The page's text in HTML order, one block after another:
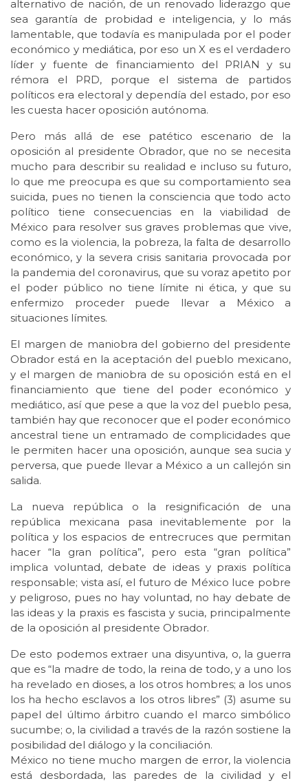
alternativo de nación, de un renovado liderazgo que
sea garantía de probidad e inteligencia, y lo más
lamentable, que todavía es manipulada por el poder
económico y mediática, por eso un X es el verdadero
líder y fuente de financiamiento del PRIAN y su
rémora el PRD, porque el sistema de partidos
políticos era electoral y dependía del estado, por eso
les cuesta hacer oposición autónoma.
Pero más allá de ese patético escenario de la
oposición al presidente Obrador, que no se necesita
mucho para describir su realidad e incluso su futuro,
lo que me preocupa es que su comportamiento sea
suicida, pues no tienen la consciencia que todo acto
político tiene consecuencias en la viabilidad de
México para resolver sus graves problemas que vive,
como es la violencia, la pobreza, la falta de desarrollo
económico, y la severa crisis sanitaria provocada por
la pandemia del coronavirus, que su voraz apetito por
el poder público no tiene límite ni ética, y que su
enfermizo proceder puede llevar a México a
situaciones límites.
El margen de maniobra del gobierno del presidente
Obrador está en la aceptación del pueblo mexicano,
y el margen de maniobra de su oposición está en el
financiamiento que tiene del poder económico y
mediático, así que pese a que la voz del pueblo pesa,
también hay que reconocer que el poder económico
ancestral tiene un entramado de complicidades que
le permiten hacer una oposición, aunque sea sucia y
perversa, que puede llevar a México a un callejón sin
salida.
La nueva república o la resignificación de una
república mexicana pasa inevitablemente por la
política y los espacios de entrecruces que permitan
hacer “la gran política”, pero esta “gran política”
implica voluntad, debate de ideas y praxis política
responsable; vista así, el futuro de México luce pobre
y peligroso, pues no hay voluntad, no hay debate de
las ideas y la praxis es fascista y sucia, principalmente
de la oposición al presidente Obrador.
De esto podemos extraer una disyuntiva, o, la guerra
que es “la madre de todo, la reina de todo, y a uno los
ha revelado en dioses, a los otros hombres; a los unos
los ha hecho esclavos a los otros libres” (3) asume su
papel del último árbitro cuando el marco simbólico
sucumbe; o, la civilidad a través de la razón sostiene la
posibilidad del diálogo y la conciliación.
México no tiene mucho margen de error, la violencia
está desbordada, las paredes de la civilidad y el